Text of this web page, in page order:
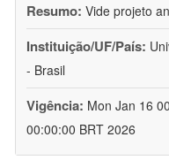
Resumo: Vide projeto
Instituição/UF/País:
- Brasil
Vigência: Mon Jan 16
00:00:00 BRT 2026